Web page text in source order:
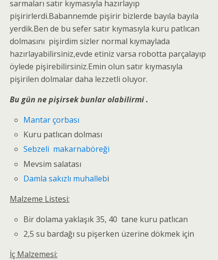
sarmaları satır kıymasıyla hazırlayıp
pişirirlerdi.Babannemde pişirir bizlerde bayıla bayıla
yerdik.Ben de bu sefer satır kıymasıyla kuru patlıcan
dolmasını pişirdim sizler normal kıymaylada
hazırlayabilirsiniz,evde etiniz varsa robotta parçalayıp
öylede pişirebilirsiniz.Emin olun satır kıymasıyla
pişirilen dolmalar daha lezzetli oluyor.
Bu gün ne pişirsek bunlar olabilirmi .
Mantar çorbası
Kuru patlıcan dolması
Sebzeli makarnaböreği
Mevsim salatası
Damla sakızlı muhallebi
Malzeme Listesi:
Bir dolama yaklaşık 35, 40 tane kuru patlıcan
2,5 su bardağı su pişerken üzerine dökmek için
İç Malzemesi: